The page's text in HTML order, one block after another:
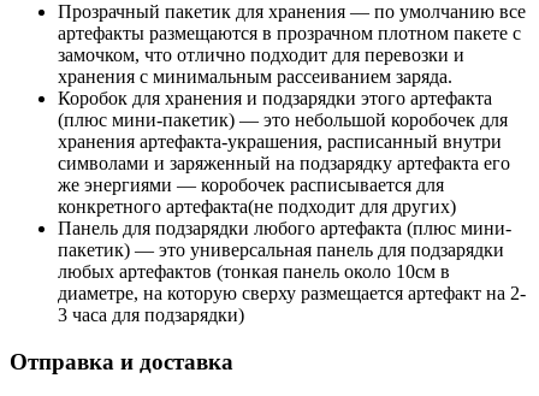
Прозрачный пакетик для хранения — по умолчанию все
артефакты размещаются в прозрачном плотном пакете с
замочком, что отлично подходит для перевозки и
хранения с минимальным рассеиванием заряда.
Коробок для хранения и подзарядки этого артефакта
(плюс мини-пакетик) — это небольшой коробочек для
хранения артефакта-украшения, расписанный внутри
символами и заряженный на подзарядку артефакта его
же энергиями — коробочек расписывается для
конкретного артефакта(не подходит для других)
Панель для подзарядки любого артефакта (плюс мини-
пакетик) — это универсальная панель для подзарядки
любых артефактов (тонкая панель около 10см в
диаметре, на которую сверху размещается артефакт на 2-
3 часа для подзарядки)
Отправка и доставка